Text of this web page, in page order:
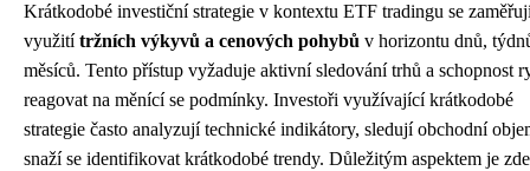
Krátkodobé investiční strategie v kontextu ETF tradingu se
využitítržních výkyvů a cenových pohybů v horizontu dnů,
měsíců. Tento přístup vyžaduje aktivní sledování trhů a schopnost
reagovat na měnící se podmínky. Investoři využívající krátkodobé
strategie často analyzují technické indikátory, sledují obchodní
snaží se identifikovat krátkodobé trendy. Důležitým aspektem je zde